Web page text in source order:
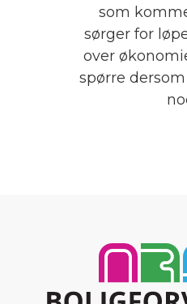
som
sørger for
over
spørre